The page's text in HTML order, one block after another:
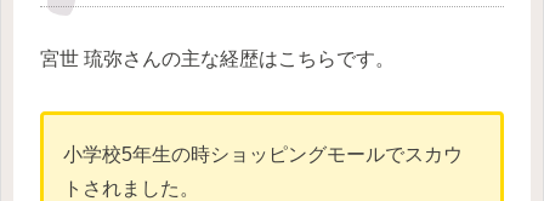
宮世 琉弥さんの主な経歴はこちらです。
小学校5年生の時ショッピングモールでスカウ
トされました。